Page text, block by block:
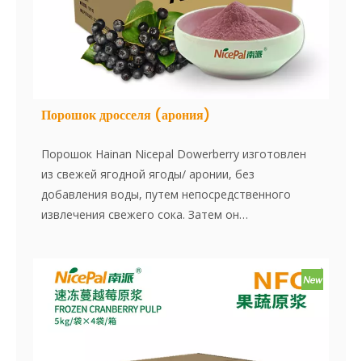
Порошок дросселя (арония)
Порошок Hainan Nicepal Dowerberry изготовлен
из свежей ягодной ягоды/ аронии, без
добавления воды, путем непосредственного
извлечения свежего сока. Затем он
эффективно сохраняя содержание питания и
аромат дроссельной. Порошок растворяется
мгновенно, удобен в использовании и является